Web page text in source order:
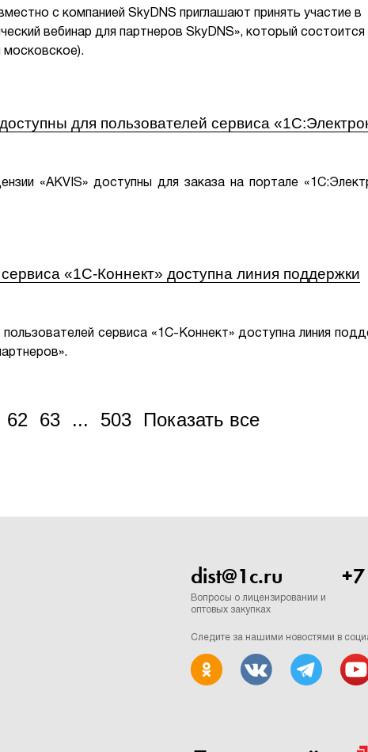
с компанией SkyDNS приглашают принять участие в
вебинар для партнеров SkyDNS», который состоится
московское).
для пользователей сервиса
«AKVIS» доступны для заказа на портале
«1С-Коннект» доступна линия поддержки
пользователей сервиса «1С-Коннект» доступна линия
62 63 ... 503 Показать все
dist@1c.ru
Вопросы о лицензировании и
оптовых закупках
Следите за нашими новостями в